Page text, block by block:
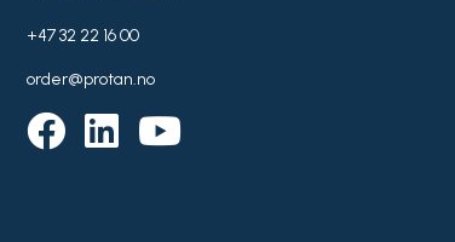
+47 32 22 16 00
order@protan.no